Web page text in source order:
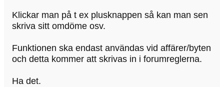
Klickar man på t ex plusknappen så kan man sen
skriva sitt omdöme osv.
Funktionen ska endast användas vid affärer/byten
och detta kommer att skrivas in i forumreglerna.
Ha det.